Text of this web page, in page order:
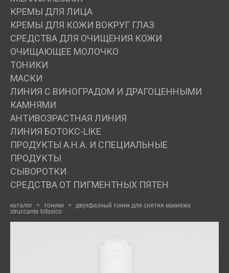
ДОСТАВКА
ОПЛАТА
ДЛЯ ПРОФЕССИОНАЛОВ
КОСМЕТОЛОГ
БЛОГ
ОТЗЫВЫ
КОНТАКТЫ +79259177005
КРЕМЫ ДЛЯ ЛИЦА
КРЕМЫ ДЛЯ КОЖИ ВОКРУГ ГЛАЗ
СРЕДСТВА ДЛЯ ОЧИЩЕНИЯ КОЖИ
ОЧИЩАЮЩЕЕ МОЛОЧКО
ТОНИКИ
МАСКИ
ЛИНИЯ С ВИНОГРАДОМ И ДРАГОЦЕННЫМИ
КАМНЯМИ
АНТИВОЗРАСТНАЯ ЛИНИЯ
ЛИНИЯ БОТОКС-LIKE
ПРОДУКТЫ А.Н.А. И СПЕЦИАЛЬНЫЕ
ПРОДУКТЫ
СЫВОРОТКИ
СРЕДСТВА ОТ ПИГМЕНТНЫХ ПЯТЕН
каталог > тоники > двухфазный тоник для снятия макияжа
struccante bifasico